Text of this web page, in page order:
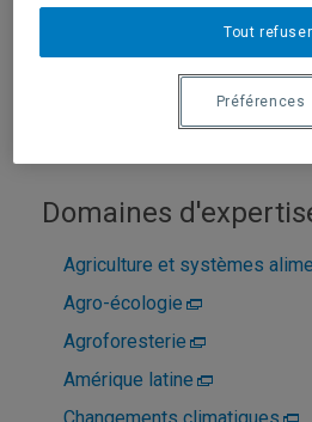
: Français, Anglais,
Ce professeur désire
Domaines
Agriculture et systèmes
Agro-écologie
Agroforesterie
Amérique latine
Tout refuser
Préférences